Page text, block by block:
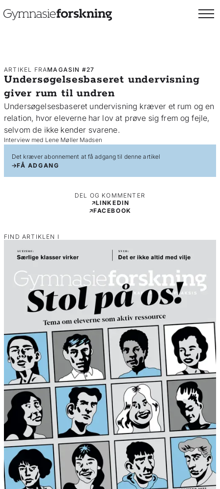
ARTIKEL FRAMAGASIN #27
Undersøgelsesbaseret undervisning
giver rum til undren
Undersøgelsesbaseret undervisning kræver et rum og en
relation, hvor eleverne har lov at prøve sig frem og fejle,
selvom de ikke kender svarene.
Interview med Lene Møller Madsen
Det kræver abonnement at få adgang til denne artikel
FÅ ADGANG
DEL OG KOMMENTER
LINKEDIN
FACEBOOK
FIND ARTIKLEN I